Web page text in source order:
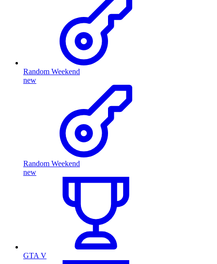
Random Weekend
new
Random Weekend
new
GTA V